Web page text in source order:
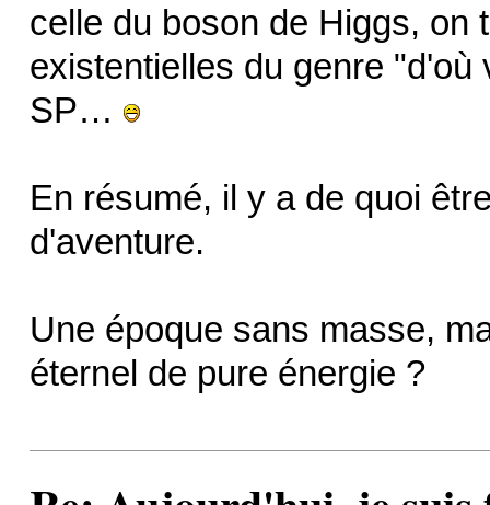
celle du boson de Higgs, on
existentielles du genre
SP…
En résumé, il y a de quoi
d'aventure.
Une époque sans masse,
éternel de pure énergie ?